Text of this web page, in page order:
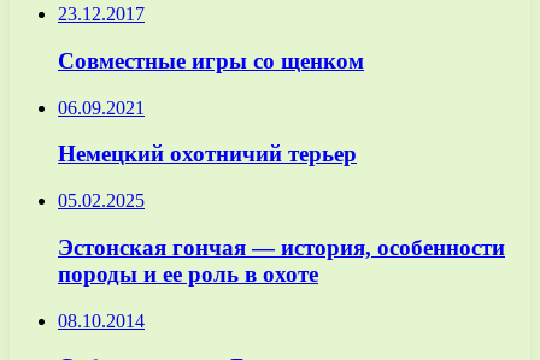
23.12.2017
Совместные игры со щенком
06.09.2021
Немецкий охотничий терьер
05.02.2025
Эстонская гончая — история, особенности
породы и ее роль в охоте
08.10.2014